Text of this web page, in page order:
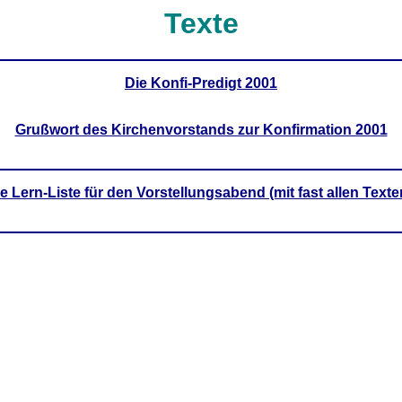
Texte
Die Konfi-Predigt 2001
Grußwort des Kirchenvorstands zur Konfirmation 2001
Lern-Liste für den Vorstellungsabend (mit fast allen